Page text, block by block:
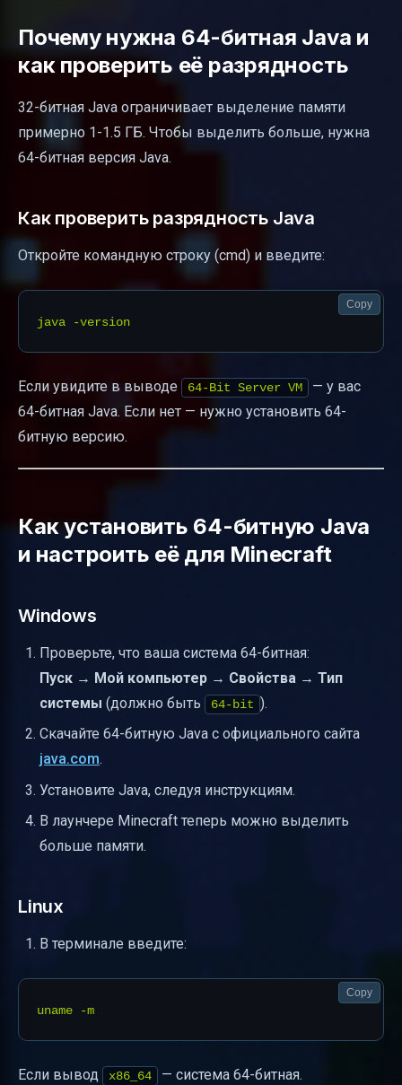
Почему нужна 64-битная Java и
как проверить её разрядность
32-битная Java ограничивает выделение памяти
примерно 1-1.5 ГБ. Чтобы выделить больше, нужна
64-битная версия Java.
Как проверить разрядность Java
Откройте командную строку (cmd) и введите:
Copy
Если увидите в выводе 64-Bit Server VM
— у вас
64-битная Java. Если нет — нужно установить 64-
битную версию.
Как установить 64-битную Java
и настроить её для Minecraft
Windows
Проверьте, что ваша система 64-битная:
Пуск → Мой компьютер → Свойства → Тип
системы (должно быть 64-bit ).
Скачайте 64-битную Java с официального сайта
java.com.
Установите Java, следуя инструкциям.
В лаунчере Minecraft теперь можно выделить
больше памяти.
Linux
В терминале введите:
Copy
Если вывод x86_64 — система 64-битная.